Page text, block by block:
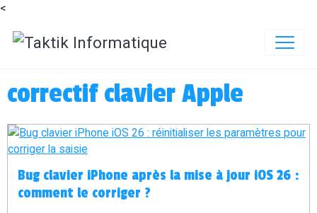
<
correctif clavier Apple
Bug clavier iPhone après la mise à jour iOS 26 :
comment le corriger ?